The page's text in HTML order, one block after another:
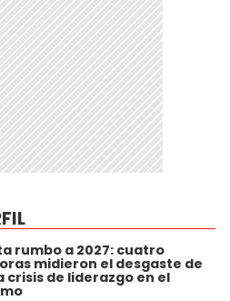
rumbo a 2027: cuatro
midieron el desgaste de
crisis de liderazgo en el